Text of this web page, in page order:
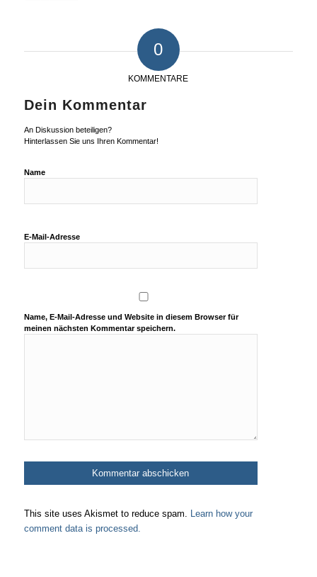
0
KOMMENTARE
Dein Kommentar
An Diskussion beteiligen?
Hinterlassen Sie uns Ihren Kommentar!
Name
E-Mail-Adresse
Name, E-Mail-Adresse und Website in diesem Browser für
meinen nächsten Kommentar speichern.
This site uses Akismet to reduce spam.
Learn how your
comment data is processed.